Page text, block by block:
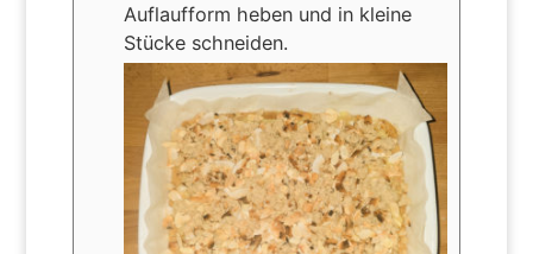
Auflaufform heben und in kleine
Stücke schneiden.